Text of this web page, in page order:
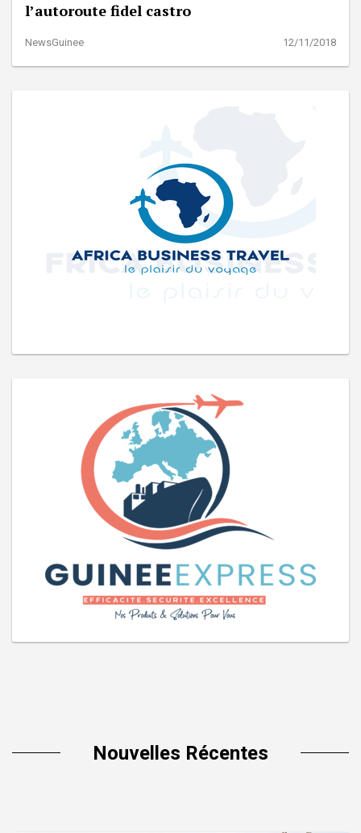
l’autoroute fidel castro
NewsGuinee 12/11/2018
Nouvelles Récentes